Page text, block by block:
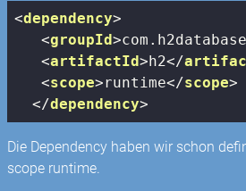
<dependency>
<groupId>
<artifactId>h2</
<scope>runtime</scope>
</dependency>
Die Dependency haben wir schon
scope runtime.